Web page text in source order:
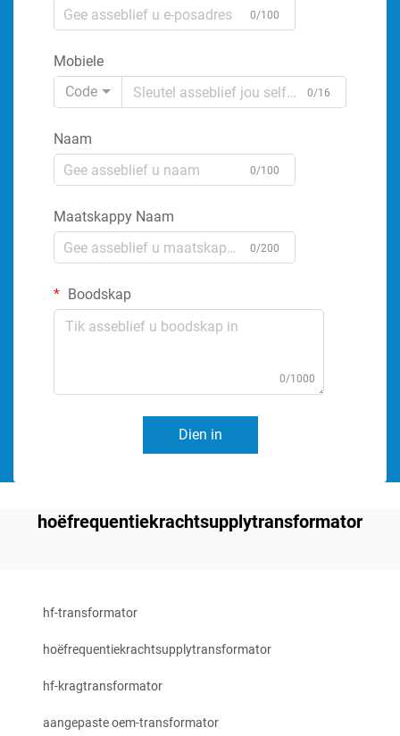
0/100
Mobiele
Code
0/16
Naam
0/100
Maatskappy Naam
0/200
Boodskap
0/1000
Dien in
hoëfrequentiekrachtsupplytransformator
hf-transformator
hoëfrequentiekrachtsupplytransformator
hf-kragtransformator
aangepaste oem-transformator